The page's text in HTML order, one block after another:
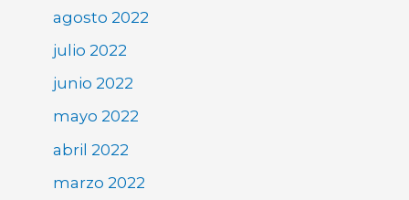
agosto 2022
julio 2022
junio 2022
mayo 2022
abril 2022
marzo 2022